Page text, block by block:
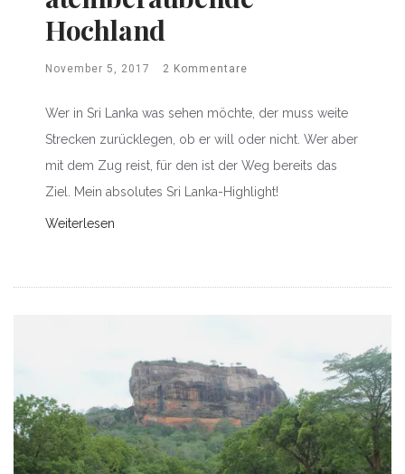
Hochland
November 5, 2017 2 Kommentare
Wer in Sri Lanka was sehen möchte, der muss weite
Strecken zurücklegen, ob er will oder nicht. Wer aber
mit dem Zug reist, für den ist der Weg bereits das
Ziel. Mein absolutes Sri Lanka-Highlight!
Weiterlesen